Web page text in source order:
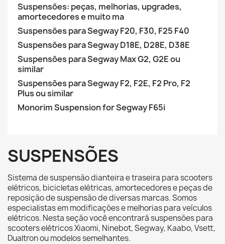
Suspensões: peças, melhorias, upgrades,
amortecedores e muito ma
Suspensões para Segway F20, F30, F25 F40
Suspensões para Segway D18E, D28E, D38E
Suspensões para Segway Max G2, G2E ou
similar
Suspensões para Segway F2, F2E, F2 Pro, F2
Plus ou similar
Monorim Suspension for Segway F65i
SUSPENSÕES
Sistema de suspensão dianteira e traseira para scooters
elétricos, bicicletas elétricas, amortecedores e peças de
reposição de suspensão de diversas marcas. Somos
especialistas em modificações e melhorias para veículos
elétricos. Nesta seção você encontrará suspensões para
scooters elétricos Xiaomi, Ninebot, Segway, Kaabo, Vsett,
Dualtron ou modelos semelhantes.